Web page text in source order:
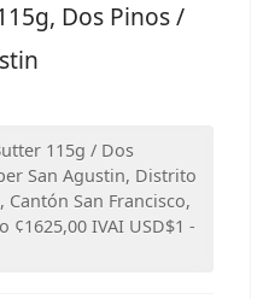
Dos Pinos /
115g / Dos
San Agustin, Distrito
Cantón San Francisco,
¢1625,00 IVAI USD$1 -